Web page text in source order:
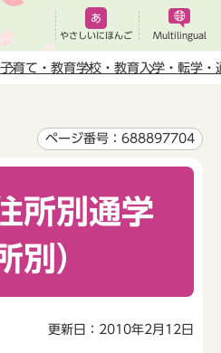
やさしいにほんご Multilingual
子育て・教育学校・教育入学・転学・
ページ番号：688897704
所別通学
別）
更新日：2010年2月12日